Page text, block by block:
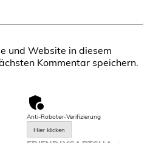
und Website in diesem
Kommentar speichern.
Anti-Roboter-Verifizierung
Hier klicken